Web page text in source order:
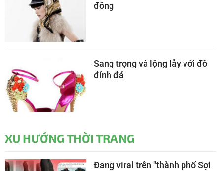
đông
Sang trọng và lộng lẫy với đồ
đính đá
XU HƯỚNG THỜI TRANG
Đang viral trên "thành phố Sợi